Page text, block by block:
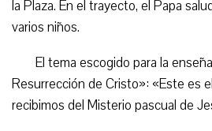
la Plaza. En el trayecto, el Papa
varios niños.
El tema escogido para la
Resurrección de Cristo»: «Este es
recibimos del Misterio pascual de